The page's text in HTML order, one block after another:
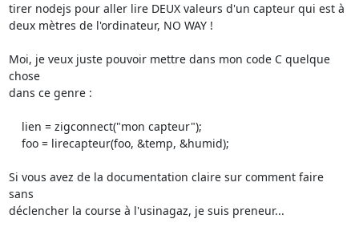
tirer nodejs pour aller lire DEUX valeurs d'un capteur qui est à
deux mètres de l'ordinateur, NO WAY !
Moi, je veux juste pouvoir mettre dans mon code C quelque
chose
dans ce genre :
Si vous avez de la documentation claire sur comment faire
sans
déclencher la course à l'usinagaz, je suis preneur...